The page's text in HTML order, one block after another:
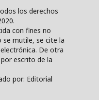
los derechos
con fines no
se mutile, se cite la
De otra
escrito de la
por: Editorial